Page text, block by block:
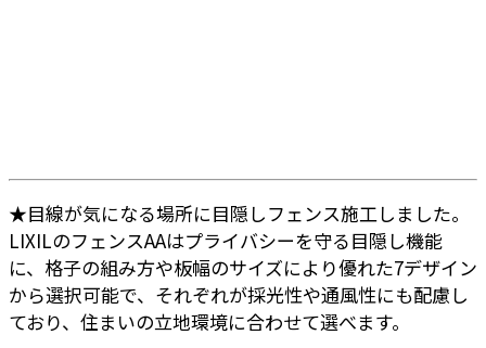
★目線が気になる場所に目隠しフェンス施工しました。
LIXILのフェンスAAはプライバシーを守る目隠し機能
に、格子の組み方や板幅のサイズにより優れた7デザイン
から選択可能で、それぞれが採光性や通風性にも配慮し
ており、住まいの立地環境に合わせて選べます。